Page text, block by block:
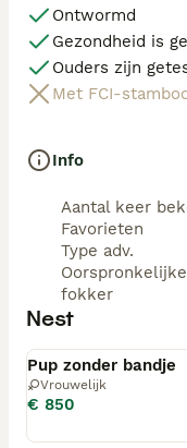
Ontwormd
Gezondheid is
Ouders zijn
Met FCI-
Info
Aantal keer
Favorieten
Type adv.
Oorspronkelijke
fokker
Nest
Pup zonder bandje
Vrouwelijk
€ 850
Gereserveerd